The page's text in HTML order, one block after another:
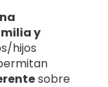
y
hijos
sobre